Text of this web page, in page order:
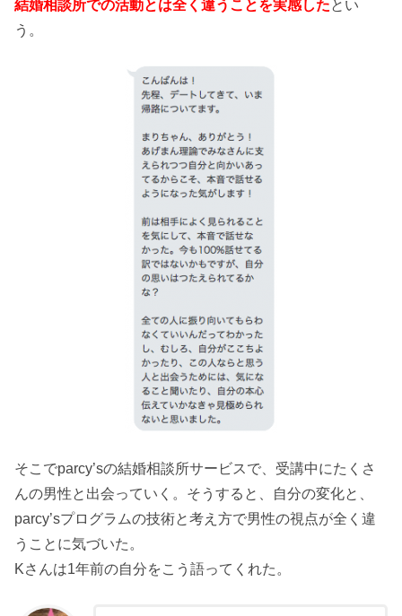
結婚相談所での活動とは全く違うことを実感したとい
う。
そこでparcy’sの結婚相談所サービスで、受講中にたくさ
んの男性と出会っていく。そうすると、自分の変化と、
parcy’sプログラムの技術と考え方で男性の視点が全く違
うことに気づいた。
Kさんは1年前の自分をこう語ってくれた。